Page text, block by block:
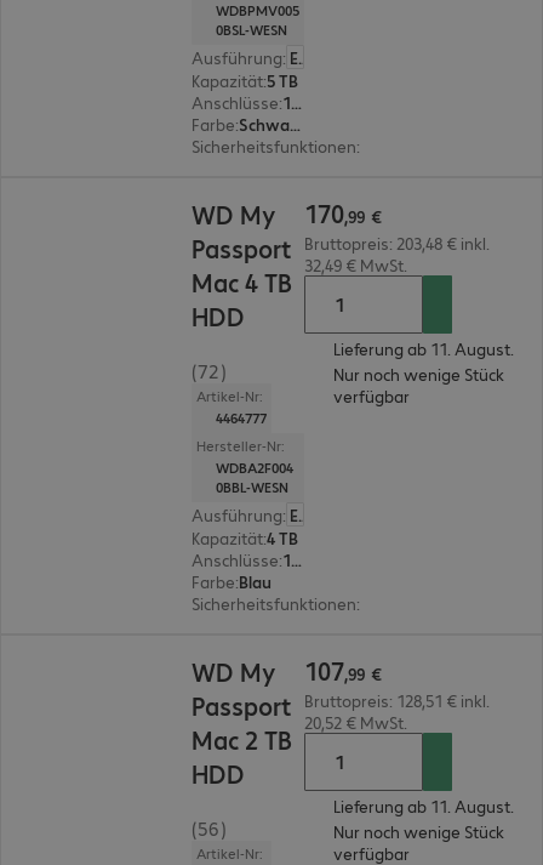
WDBPMV005
0BSL-WESN
Ausführung:
Europäisch
Kapazität:5 TB
Anschlüsse: 1 x USB 3.1 Typ C
Farbe:
Schwarz, Silber
Sicherheitsfunktionen:
WD My
Passport
Mac 4 TB
HDD
(72)
Artikel-Nr:
4464777
Hersteller-Nr:
WDBA2F004
0BBL-WESN
Ausführung:
Europäisch
Kapazität:4 TB
Anschlüsse: 1 x USB 3.2 Typ C
Farbe:Blau
Sicherheitsfunktionen:
170,99 €
Bruttopreis: 203,48 € inkl.
32,49 € MwSt.
Lieferung ab 11. August.
Nur noch wenige Stück
verfügbar
WD My
Passport
Mac 2 TB
HDD
(56)
Artikel-Nr:
107,99 €
Bruttopreis: 128,51 € inkl.
20,52 € MwSt.
Lieferung ab 11. August.
Nur noch wenige Stück
verfügbar